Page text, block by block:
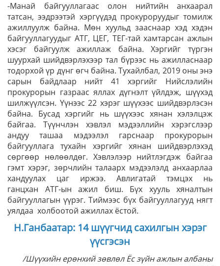
-Манай байгууллагаас олон нийтийн анхаарал
татсан, ээдрээтэй хэргүүдэд прокуроруудыг томилж
ажиллуулж байна. Мөн хуульд зааснаар хэд хэдэн
байгууллагуудыг АТГ, ЦЕГ, ТЕГ-тай хамтарсан ажлын
хэсэг байгуулж ажиллаж байна. Хэргийг түргэн
шуурхай шийдвэрлэхээр тал бүрээс нь ажилласнаар
тодорхой үр дүнг өгч байна. Тухайлбал, 2019 оны энэ
сарын байдлаар нийт 41 хэргийг Нийслэлийн
прокурорын газраас яллах дүгнэлт үйлдэж, шүүхэд
шилжүүлсэн. Үүнээс 22 хэрэг шүүхээс шийдвэрлэсэн
байна. Бусад хэргийг нь шүүхээс хянан хэлэлцэж
байгаа. Түүнчлэн хэвлэл мэдээллийн хэрэгслээр
андуу ташаа мэдээлэл гарснаар прокурорын
байгууллага тухайн хэргийг хянан шийдвэрлэхэд
сөргөөр нөлөөлдөг. Хэвлэлээр нийтлэгдэж байгаа
гэмт хэрэг, зөрчлийн талаарх мэдээлэлд анхаарлаа
хандуулах цаг иржээ. Авлигатай тэмцэх нь
ганцхан АТГ-ын ажил биш. Бүх хууль хяналтын
байгууллагын үүрэг. Тиймээс бүх байгууллагууд нягт
уялдаа холбоотой ажиллах ёстой.
Н.Ганбаатар: 14 шүүгчид сахилгын хэрэг
үүсгэсэн
/Шүүхийн ерөнхий зөвлөл Ёс зүйн ажлын албаны